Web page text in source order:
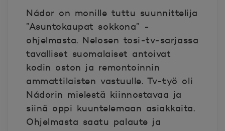
Nádor on monille tuttu suunnittelija
”Asuntokaupat sokkona” -
ohjelmasta. Nelosen tosi-tv-sarjassa
tavalliset suomalaiset antoivat
kodin oston ja remontoinnin
ammattilaisten vastuulle. Tv-työ oli
Nádorin mielestä kiinnostavaa ja
siinä oppi kuuntelemaan asiakkaita.
Ohjelmasta saatu palaute ja